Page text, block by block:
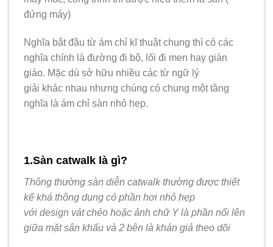
đứng máy)
Nghĩa bắt đầu từ ám chỉ kĩ thuật chung thì có các
nghĩa chính là đường đi bộ, lối đi men hay giàn
giáo. Mặc dù sở hữu nhiều các từ ngữ lý
giải khác nhau nhưng chúng có chung một tầng
nghĩa là ám chỉ sàn nhỏ hẹp.
1.Sàn catwalk là gì?
Thông thường sàn diễn catwalk thường được thiết
kế khá thông dụng có phần hơi nhỏ hẹp
với design vát chéo hoặc ảnh chữ Y là phần nổi lên
giữa mặt sân khấu và 2 bên là khán giả theo dõi